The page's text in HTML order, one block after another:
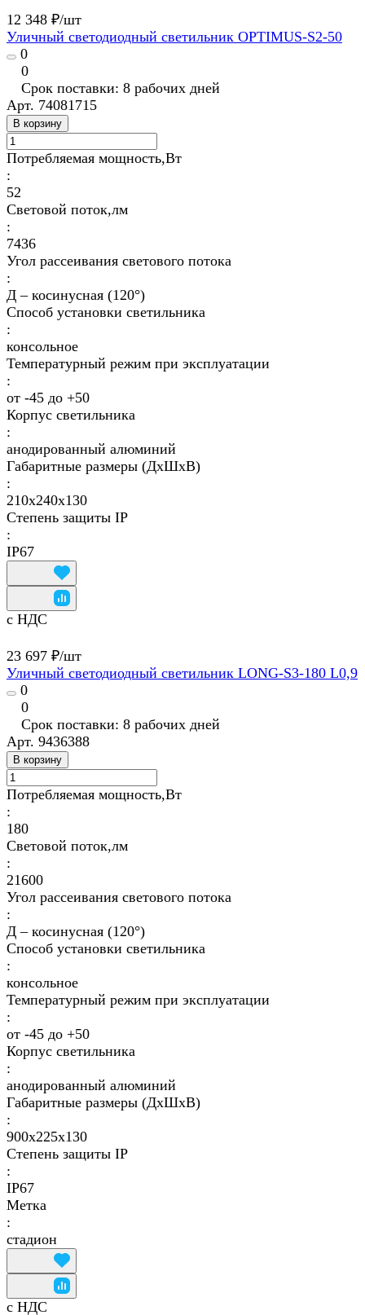
12 348 ₽/шт
Уличный светодиодный светильник OPTIMUS-S2-50
0
0
Срок поставки: 8 рабочих дней
Арт. 74081715
В корзину
Потребляемая мощность,Вт
:
52
Световой поток,лм
:
7436
Угол рассеивания светового потока
:
Д – косинусная (120°)
Способ установки светильника
:
консольное
Температурный режим при эксплуатации
:
от -45 до +50
Корпус светильника
:
анодированный алюминий
Габаритные размеры (ДхШхВ)
:
210х240х130
Степень защиты IP
:
IP67
с НДС
23 697 ₽/шт
Уличный светодиодный светильник LONG-S3-180 L0,9
0
0
Срок поставки: 8 рабочих дней
Арт. 9436388
В корзину
Потребляемая мощность,Вт
:
180
Световой поток,лм
:
21600
Угол рассеивания светового потока
:
Д – косинусная (120°)
Способ установки светильника
:
консольное
Температурный режим при эксплуатации
:
от -45 до +50
Корпус светильника
:
анодированный алюминий
Габаритные размеры (ДхШхВ)
:
900х225х130
Степень защиты IP
:
IP67
Метка
:
cтадион
с НДС